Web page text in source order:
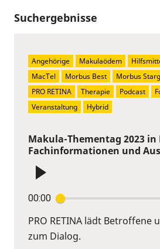
Suchergebnisse
Makula-Thementag 2023 in
Fachinformationen und
00:00
PRO RETINA lädt Betroffene
zum Dialog.
Angehörige Makulaödem
MacTel
Morbus Best Morbus
PRO RETINA
Therapie Podcast
Veranstaltung
Hybrid